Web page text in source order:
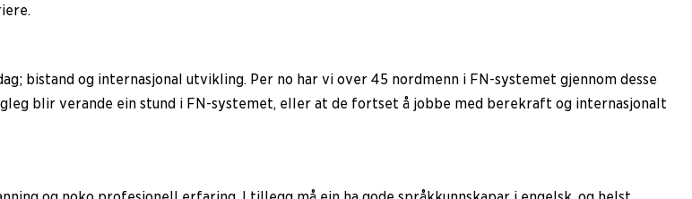
bistand og internasjonal utvikling. Per no har vi over 45 nordmenn i FN-systemet gjennom desse
blir verande ein stund i FN-systemet, eller at de fortset å jobbe med berekraft og internasjonalt